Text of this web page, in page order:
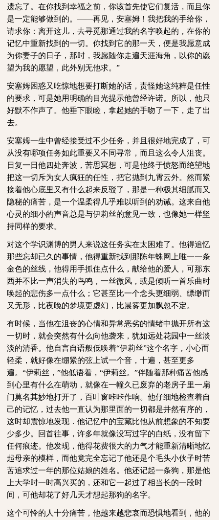
遗忘了。在你找到幸福之前，你该首先使它们复活，而且你
是一定能够做到的。——再见，安塞姆！我把我的手给你，
请求你：离开这儿，去寻觅那通过我的名字唤起的，在你的
记忆中重新找到的一切。你找到它的那一天，便是我愿意成
为你妻子的日子，那时，我愿随你走遍天涯海角，以你的愿
望为我的愿望，此外别无他求。”
安塞姆困惑又吃惊地想要打断她的话，责怪她这纯粹是任性
的要求，可是她用明确的目光提示他曾经许诺。所以，他只
好默不作声了。他垂下眼睑，拿起她的手吻了一下，走了出
去。
安塞姆一生中曾经接受过不少任务，并且很好地完成了，可
从没有哪项任务如此重要又不同寻常，而且这么令人沮丧。
日复一日他四处奔波，苦思冥想，可是他终于愤怒而绝望地
把这一切斥为女人疯狂的任性，把它抛到九霄云外。然而紧
接着他心底里又有什么起来反驳了，那是一种极其细腻而又
隐秘的痛苦，是一个温柔得几乎难以听到的劝诫。这来自他
心灵的细小的声音总是与伊莉丝的意见一致，也像她一样坚
持同样的要求。
对这个学识渊博的男人来说这任务实在太困难了。他得追忆
那些忘却已久的事情，他得重新找到那陈年蛛网上唯一一条
金色的丝线，他得用手抓住点什么，献给他的爱人，可那东
西并不比一声消失的鸟鸣，一丝微风，或是倾听一首乐曲时
唤起的悲伤多一点什么；它甚至比一个念头更细弱、缥缈而
又无形，比夜晚的梦境更虚幻，比晨雾更加飘忽不定。
有时候，当他在沮丧的心情和异常恶劣的情绪中抛开所有这
一切时，就会突然有什么向他袭来，犹如远处花园中一丝淡
淡的清香。他自言自语般低唤着“伊莉丝”这个名字，小心而
轻柔，就好像在绷紧的弦上试一个音，十遍，甚至更多
遍。“伊莉丝，”他低语着，“伊莉丝。”伴随着那种痛苦他感
到心里有什么在萌动，就像在一幢久已废弃的老房子里一扇
门莫名其妙地打开了，百叶窗咔咔作响。他仔细地检查着自
己的记忆，过去他一直认为那里面的一切都是井然有序的，
这时却震惊地发现．他记忆中的宝藏比他从前想象的不知要
少多少。回首往事，许多年就像没写过字的白纸，没有留下
任何痕迹。他发现，他得花费很大的力气才能重新清晰地忆
起母亲的模样，而他竟完全忘记了他还是个毛头小伙子时苦
苦追求过一年的那位姑娘的姓名。他还记起一条狗，那是他
上大学时一时高兴买的，还和它一起过了相当长的一段时
间，可他却花了好几天才想起那狗的名字。
这个可怜的人十分痛苦，他越来越悲哀而恐惧地看到，他的